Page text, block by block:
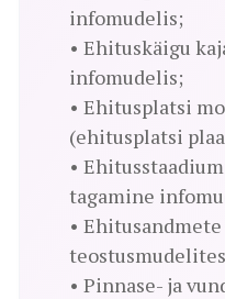
infomudelis;
• Ehituskäigu
infomudelis;
• Ehitusplatsi
(ehitusplatsi
•
tagamine
•
• Pinnase- ja